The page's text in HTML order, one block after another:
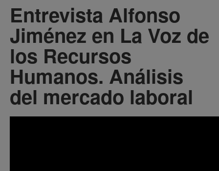
Entrevista Alfonso
Jiménez en La Voz de
los Recursos
Humanos. Análisis
del mercado laboral